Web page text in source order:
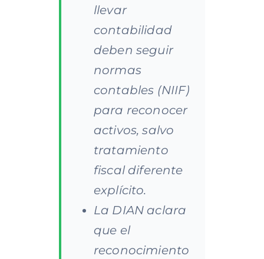
llevar
contabilidad
deben seguir
normas
contables (NIIF)
para reconocer
activos, salvo
tratamiento
fiscal diferente
explícito.
La DIAN aclara
que el
reconocimiento